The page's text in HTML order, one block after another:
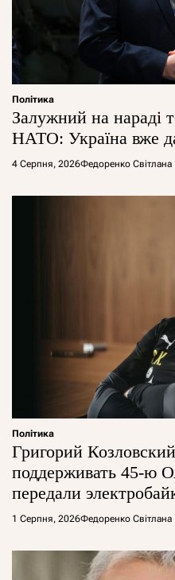
Політика
Залужний на нараді
НАТО: Україна вже
4 Серпня, 2026Федоренко Світлана
Політика
Григорий
поддерживать 45-ю
передали
1 Серпня, 2026Федоренко Світлана